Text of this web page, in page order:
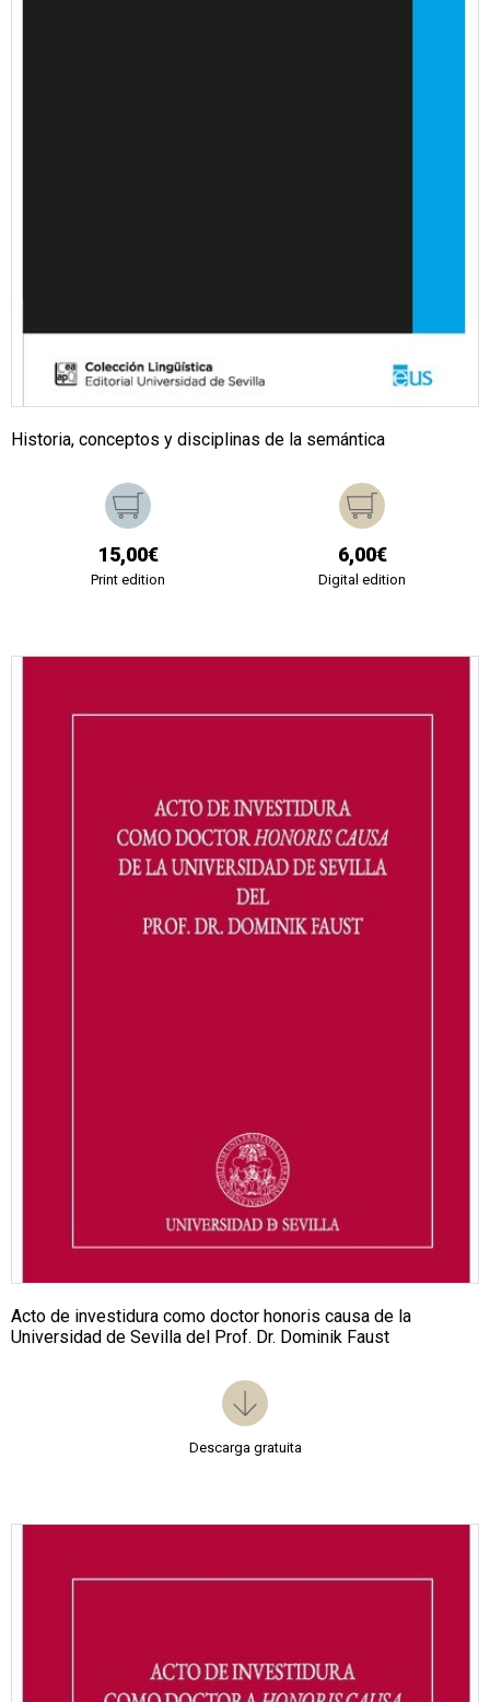
Historia, conceptos y disciplinas de la semántica
15,00€
Print edition
6,00€
Digital edition
Acto de investidura como doctor honoris causa de la
Universidad de Sevilla del Prof. Dr. Dominik Faust
Descarga gratuita